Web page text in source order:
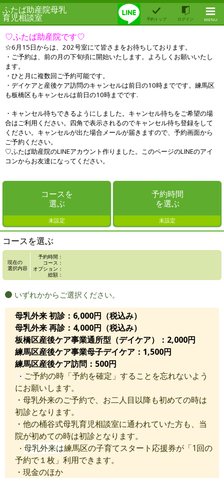
ふたば助産院母乳
育児相談室 予約トップ ログイン MENU
♡ふたば助産院です♡
☆6月15日からは、202号室にて皆さまをお待ちしております。
・ご予約は、前の月の下旬頃に開始いたします。よろしくお願いいたし
ます。
・ひと月に複数回ご予約可能です。
・デイケアと産後ケア訪問のキャンセルは前日の10時までです。練馬区
も板橋区もキャンセルは前日の10時までです.
・キャンセル待ちできるようにしました。キャンセル待ちをご希望の場
合はご利用ください。四角で表示されるのでキャンセル待ち登録をして
ください。 キャンセルが出た場合メールが届きますので、予約画面から
ご予約ください。
♡ふたば助産院のLINEアカウント作りました。このページのLINEのアイ
コンからお友達になってください。
コースを
選ぶ
未設定
予約時間
を選ぶ
未設定
コースを選ぶ
現在の
選択内容
予約時間：
コース：
オプション：
総額：
いずれかからご選択ください。
母乳外来 初診：6,000円（税込み）
母乳外来 再診：4,000円（税込み）
板橋区産後ケア事業通所型（デイケア）：2,000円
練馬区産後ケア事業母子デイケア：1,500円
練馬区産後ケア訪問：500円
・ ご予約の時「予約を確定」することを忘れないよう
にお願いします。
・母乳外来のご予約で、お二人目以降も初めての時は
初診となります。
・他の桶谷式母乳育児相談室に通われていた方も、当
院が初めての時は初診となります。
・ 母乳外来は練馬区の子育てスタート応援券が「1回の
予約で１枚」利用できます。
・現金のほか